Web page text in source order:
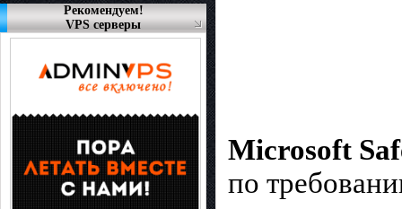
Рекомендуем!
VPS серверы
Microsoft
по